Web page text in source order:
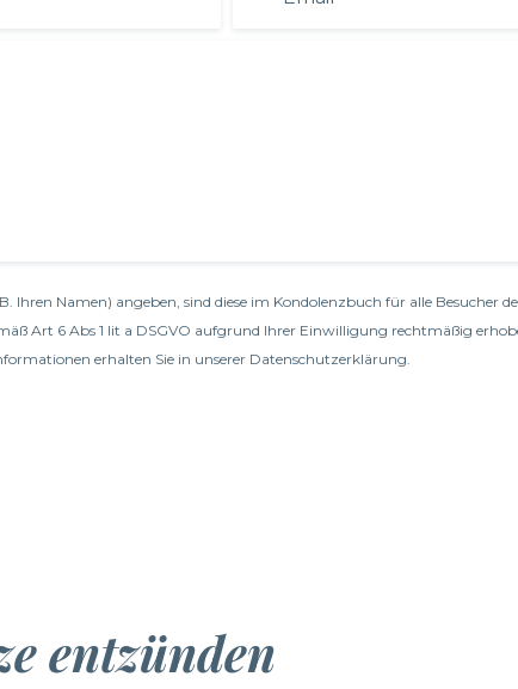
Ihren Namen) angeben, sind diese im Kondolenzbuch für alle Besucher
Art 6 Abs 1 lit a DSGVO aufgrund Ihrer Einwilligung rechtmäßig
erhalten Sie in unserer Datenschutzerklärung
entzünden